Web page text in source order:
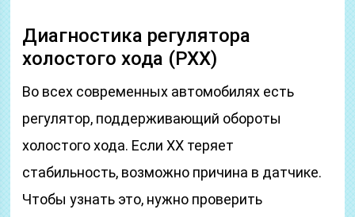
Диагностика регулятора
холостого хода (РХХ)
Во всех современных автомобилях есть
регулятор, поддерживающий обороты
холостого хода. Если ХХ теряет
стабильность, возможно причина в датчике.
Чтобы узнать это, нужно проверить